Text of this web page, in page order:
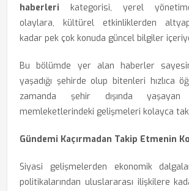
haberleri kategorisi, yerel
olaylara, kültürel etkinliklerden
kadar pek çok konuda güncel bilgiler
Bu bölümde yer alan haberler
yaşadığı şehirde olup bitenleri hızlıca
zamanda şehir dışında
memleketlerindeki gelişmeleri kolayca
Gündemi Kaçırmadan Takip Etmenin
Siyasi gelişmelerden ekonomik
politikalarından uluslararası ilişkilere